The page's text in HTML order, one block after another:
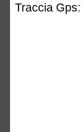
Traccia Gps: